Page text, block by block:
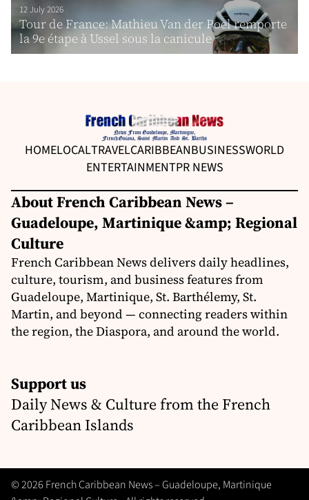
12 July 2026
Tour de France: Mathieu Van der Poel remporte
la 9e étape à Ussel sous la canicule
HOMELOCALTRAVELCARIBBEANBUSINESSWORLD
ENTERTAINMENTPR NEWS
About French Caribbean News –
Guadeloupe, Martinique &amp; Regional
Culture
French Caribbean News delivers daily headlines,
culture, tourism, and business features from
Guadeloupe, Martinique, St. Barthélemy, St.
Martin, and beyond — connecting readers within
the region, the Diaspora, and around the world.
Support us
Daily News & Culture from the French
Caribbean Islands
© 2026 French Caribbean News – Guadeloupe, Martinique